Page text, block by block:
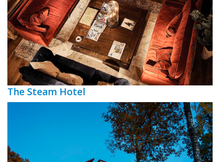
The Steam Hotel